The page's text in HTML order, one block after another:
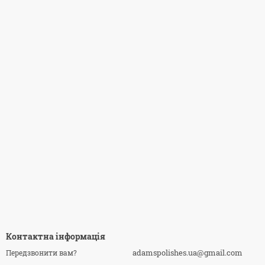
Контактна інформація
Передзвонити вам? adamspolishes.ua@gmail.com